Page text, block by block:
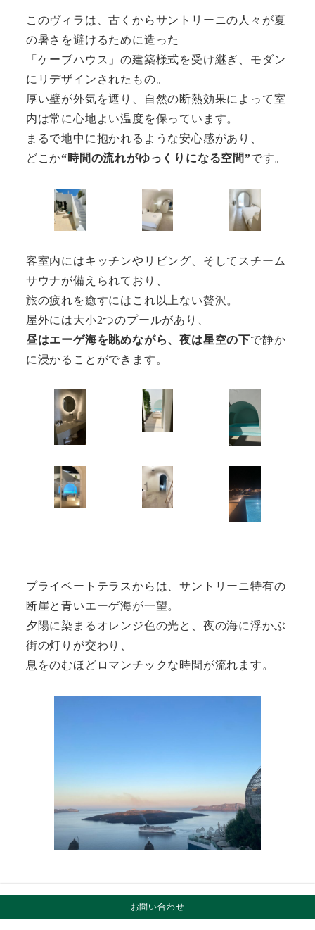
このヴィラは、古くからサントリーニの人々が夏
の暑さを避けるために造った
「ケーブハウス」の建築様式を受け継ぎ、モダン
にリデザインされたもの。
厚い壁が外気を遮り、自然の断熱効果によって室
内は常に心地よい温度を保っています。
まるで地中に抱かれるような安心感があり、
どこか“時間の流れがゆっくりになる空間”です。
客室内にはキッチンやリビング、そしてスチーム
サウナが備えられており、
旅の疲れを癒すにはこれ以上ない贅沢。
屋外には大小2つのプールがあり、
昼はエーゲ海を眺めながら、夜は星空の下で静か
に浸かることができます。
プライベートテラスからは、サントリーニ特有の
断崖と青いエーゲ海が一望。
夕陽に染まるオレンジ色の光と、夜の海に浮かぶ
街の灯りが交わり、
息をのむほどロマンチックな時間が流れます。
室内にはキッチンやリビング、ジャグジー付きプ
お問い合わせ